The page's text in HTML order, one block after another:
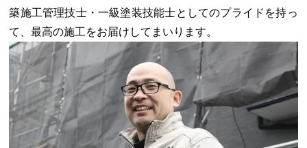
築施工管理技士・一級塗装技能士としてのプライドを持っ
て、最高の施工をお届けしてまいります。